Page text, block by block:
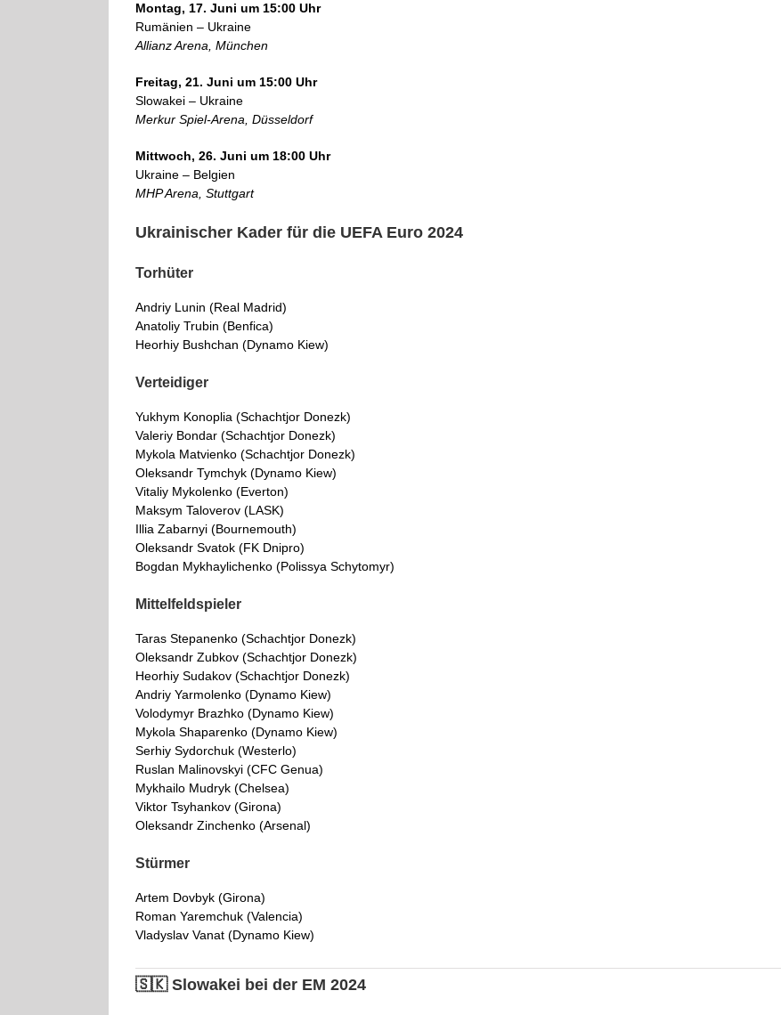
Montag, 17. Juni um 15:00 Uhr
Rumänien – Ukraine
Allianz Arena, München
Freitag, 21. Juni um 15:00 Uhr
Slowakei – Ukraine
Merkur Spiel-Arena, Düsseldorf
Mittwoch, 26. Juni um 18:00 Uhr
Ukraine – Belgien
MHP Arena, Stuttgart
Ukrainischer Kader für die UEFA Euro 2024
Torhüter
Andriy Lunin (Real Madrid)
Anatoliy Trubin (Benfica)
Heorhiy Bushchan (Dynamo Kiew)
Verteidiger
Yukhym Konoplia (Schachtjor Donezk)
Valeriy Bondar (Schachtjor Donezk)
Mykola Matvienko (Schachtjor Donezk)
Oleksandr Tymchyk (Dynamo Kiew)
Vitaliy Mykolenko (Everton)
Maksym Taloverov (LASK)
Illia Zabarnyi (Bournemouth)
Oleksandr Svatok (FK Dnipro)
Bogdan Mykhaylichenko (Polissya Schytomyr)
Mittelfeldspieler
Taras Stepanenko (Schachtjor Donezk)
Oleksandr Zubkov (Schachtjor Donezk)
Heorhiy Sudakov (Schachtjor Donezk)
Andriy Yarmolenko (Dynamo Kiew)
Volodymyr Brazhko (Dynamo Kiew)
Mykola Shaparenko (Dynamo Kiew)
Serhiy Sydorchuk (Westerlo)
Ruslan Malinovskyi (CFC Genua)
Mykhailo Mudryk (Chelsea)
Viktor Tsyhankov (Girona)
Oleksandr Zinchenko (Arsenal)
Stürmer
Artem Dovbyk (Girona)
Roman Yaremchuk (Valencia)
Vladyslav Vanat (Dynamo Kiew)
🇸🇰 Slowakei bei der EM 2024